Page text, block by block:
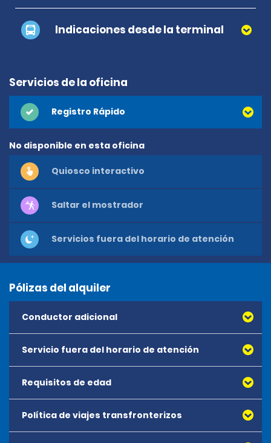
Indicaciones desde la terminal
Servicios de la oficina
Registro Rápido
No disponible en esta oficina
Quiosco interactivo
Saltar el mostrador
Servicios fuera del horario de atención
Pólizas del alquiler
Conductor adicional
Servicio fuera del horario de atención
Requisitos de edad
Política de viajes transfronterizos